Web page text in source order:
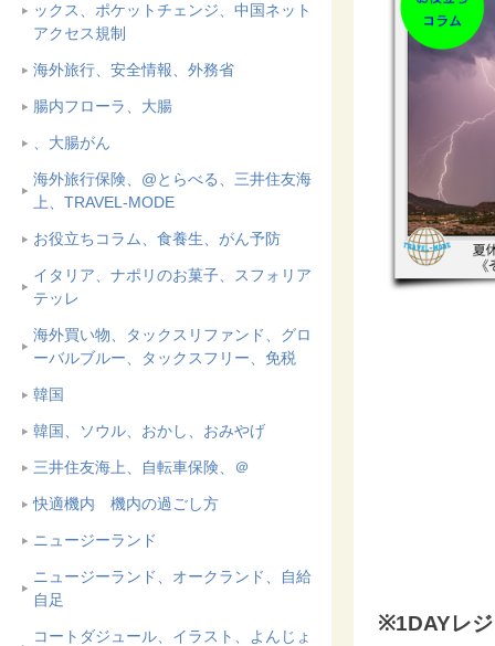
ックス、ポケットチェンジ、中国ネット
アクセス規制
海外旅行、安全情報、外務省
腸内フローラ、大腸
、大腸がん
海外旅行保険、@とらべる、三井住友海
上、TRAVEL-MODE
お役立ちコラム、食養生、がん予防
イタリア、ナポリのお菓子、スフォリア
テッレ
海外買い物、タックスリファンド、グロ
ーバルブルー、タックスフリー、免税
韓国
韓国、ソウル、おかし、おみやげ
三井住友海上、自転車保険、＠
快適機内 機内の過ごし方
ニュージーランド
ニュージーランド、オークランド、自給
自足
コートダジュール、イラスト、よんじょ
※1DAYレジ